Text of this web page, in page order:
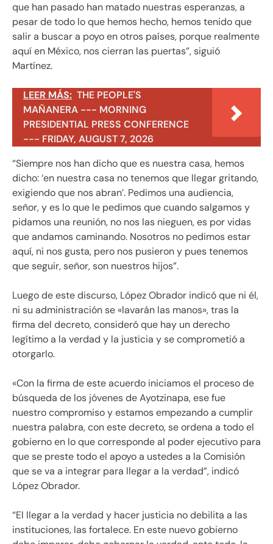
que han pasado han matado nuestras esperanzas, a
pesar de todo lo que hemos hecho, hemos tenido que
salir a buscar a poyo en otros países, porque realmente
aquí en México, nos cierran las puertas”, siguió
Martínez.
LEER MÁS: THE PEOPLE'S
MAÑANERA --- MORNING
PRESIDENTIAL PRESS CONFERENCE
--- FRIDAY, AUGUST 7, 2026
“Siempre nos han dicho que es nuestra casa, hemos
dicho: ‘en nuestra casa no tenemos que llegar gritando,
exigiendo que nos abran’. Pedimos una audiencia,
señor, y es lo que le pedimos que cuando salgamos y
pidamos una reunión, no nos las nieguen, es por vidas
que andamos caminando. Nosotros no pedimos estar
aquí, ni nos gusta, pero nos pusieron y pues tenemos
que seguir, señor, son nuestros hijos”.
Luego de este discurso, López Obrador indicó que ni él,
ni su administración se «lavarán las manos», tras la
firma del decreto, consideró que hay un derecho
legítimo a la verdad y la justicia y se comprometió a
otorgarlo.
«Con la firma de este acuerdo iniciamos el proceso de
búsqueda de los jóvenes de Ayotzinapa, ese fue
nuestro compromiso y estamos empezando a cumplir
nuestra palabra, con este decreto, se ordena a todo el
gobierno en lo que corresponde al poder ejecutivo para
que se preste todo el apoyo a ustedes a la Comisión
que se va a integrar para llegar a la verdad”, indicó
López Obrador.
“El llegar a la verdad y hacer justicia no debilita a las
instituciones, las fortalece. En este nuevo gobierno